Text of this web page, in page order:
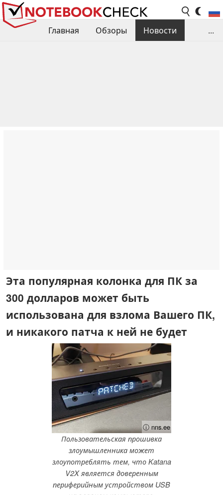
Главная Обзоры
Новости
...
Эта популярная колонка для ПК за
300 долларов может быть
использована для взлома Вашего ПК,
и никакого патча к ней не будет
ⓘ nns.ee
Пользовательская прошивка
злоумышленника может
злоупотреблять тем, что Katana
V2X является доверенным
периферийным устройством USB